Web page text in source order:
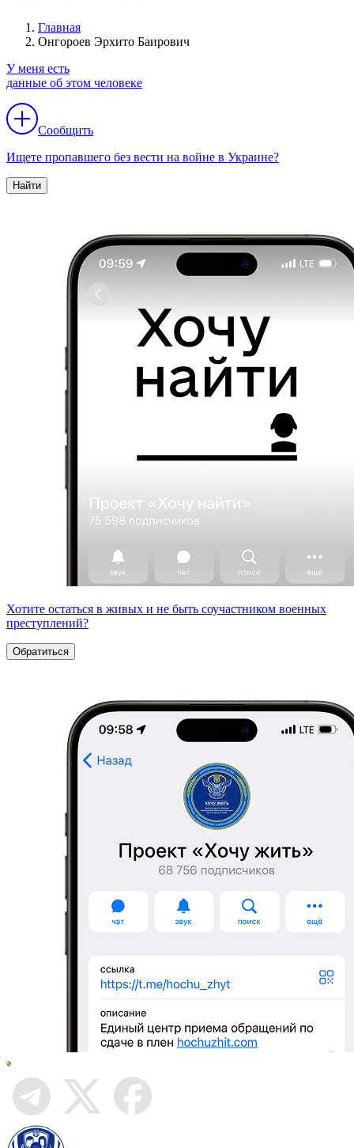
Главная
Онгороев Эрхито Баирович
У меня есть
данные об этом человеке
Сообщить
Ищете пропавшего без вести на войне в Украине?
Найти
Хотите остаться в живых и не быть соучастником военных
преступлений?
Обратиться